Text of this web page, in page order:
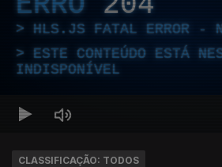
HLS.JS FATAL ERROR -
ESTE CONTEÚDO ESTÁ
INDISPONÍVEL
CLASSIFICAÇÃO: TODOS